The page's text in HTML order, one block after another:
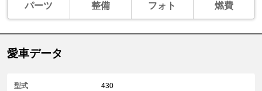
パーツ 整備 フォト 燃費
愛車データ
型式 430